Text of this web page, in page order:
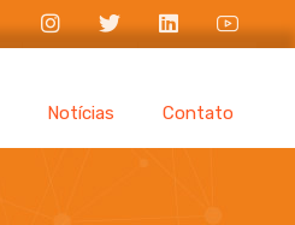
Notícias Contato